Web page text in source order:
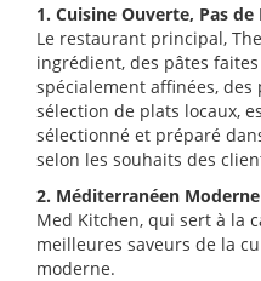
1. Cuisine Ouverte, Pas
Le restaurant principal,
ingrédient, des pâtes
spécialement affinées, des
sélection de plats locaux,
sélectionné et préparé
selon les souhaits des
2. Méditerranéen
Med Kitchen, qui sert à la
meilleures saveurs de la
moderne.